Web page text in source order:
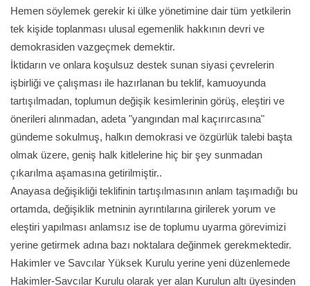
​Hemen söylemek gerekir ki ülke yönetimine dair tüm yetkilerin
tek kişide toplanması ulusal egemenlik hakkının devri ve
demokrasiden vazgeçmek demektir.
​İktidarın ve onlara koşulsuz destek sunan siyasi çevrelerin
işbirliği ve çalışması ile hazırlanan bu teklif, kamuoyunda
tartışılmadan, toplumun değişik kesimlerinin görüş, eleştiri ve
önerileri alınmadan, adeta "yangından mal kaçırırcasına"
gündeme sokulmuş, halkın demokrasi ve özgürlük talebi başta
olmak üzere, geniş halk kitlelerine hiç bir şey sunmadan
çıkarılma aşamasına getirilmiştir..
​Anayasa değişikliği teklifinin tartışılmasının anlam taşımadığı bu
ortamda, değişiklik metninin ayrıntılarına girilerek yorum ve
eleştiri yapılması anlamsız ise de toplumu uyarma görevimizi
yerine getirmek adına bazı noktalara değinmek gerekmektedir.
​Hakimler ve Savcılar Yüksek Kurulu yerine yeni düzenlemede
Hakimler-Savcılar Kurulu olarak yer alan Kurulun altı üyesinden